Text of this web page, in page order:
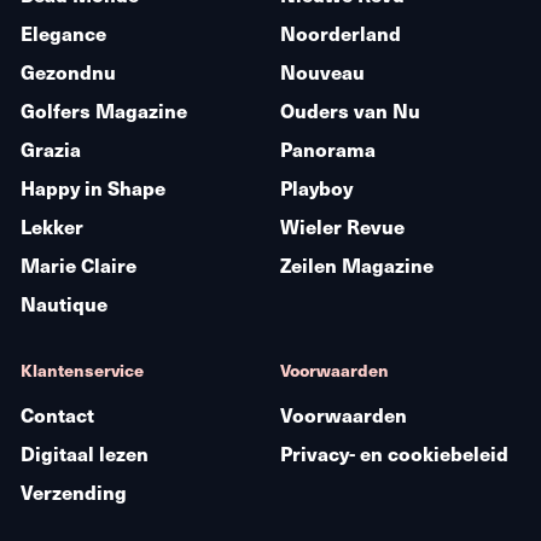
Elegance
Gezondnu
Golfers Magazine
Grazia
Happy in Shape
Lekker
Marie Claire
Nautique
Noorderland
Nouveau
Ouders van Nu
Panorama
Playboy
Wieler Revue
Zeilen Magazine
Klantenservice
Contact
Digitaal lezen
Verzending
Voorwaarden
Voorwaarden
Privacy- en cookiebeleid